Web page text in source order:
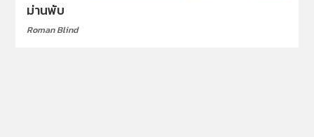
ม่านพับ
Roman Blind